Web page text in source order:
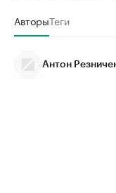
АвторыТеги
Антон